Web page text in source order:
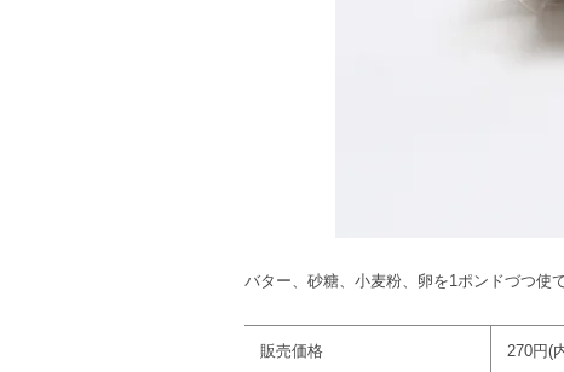
バター、砂糖、小麦粉、卵を1ポンドづつ使
販売価格 270円(